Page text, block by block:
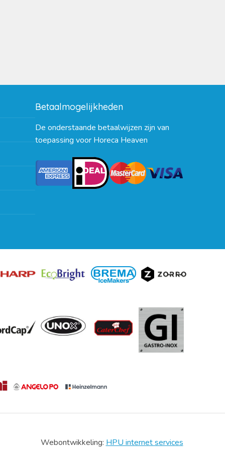
Betaalmogelijkheden
De onderstaande betaalwijzen zijn van
toepassing voor Horeca Heaven
Webontwikkeling: HPU internet services